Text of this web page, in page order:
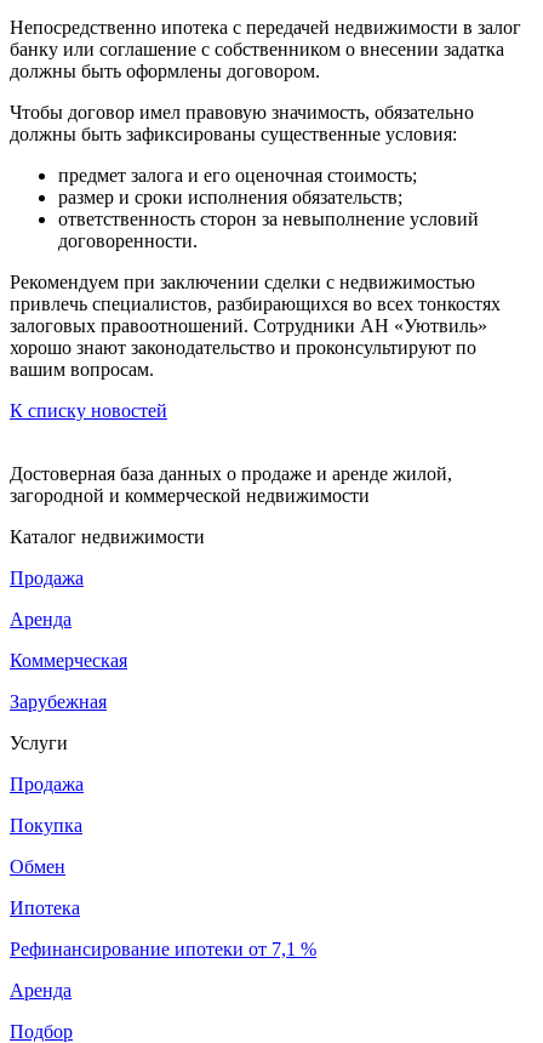
Непосредственно ипотека с передачей недвижимости в залог
банку или соглашение с собственником о внесении задатка
должны быть оформлены договором.
Чтобы договор имел правовую значимость, обязательно
должны быть зафиксированы существенные условия:
предмет залога и его оценочная стоимость;
размер и сроки исполнения обязательств;
ответственность сторон за невыполнение условий
договоренности.
Рекомендуем при заключении сделки с недвижимостью
привлечь специалистов, разбирающихся во всех тонкостях
залоговых правоотношений. Сотрудники АН «Уютвиль»
хорошо знают законодательство и проконсультируют по
вашим вопросам.
К списку новостей
Достоверная база данных о продаже и аренде жилой,
загородной и коммерческой недвижимости
Каталог недвижимости
Продажа
Аренда
Коммерческая
Зарубежная
Услуги
Продажа
Покупка
Обмен
Ипотека
Рефинансирование ипотеки от 7,1 %
Аренда
Подбор